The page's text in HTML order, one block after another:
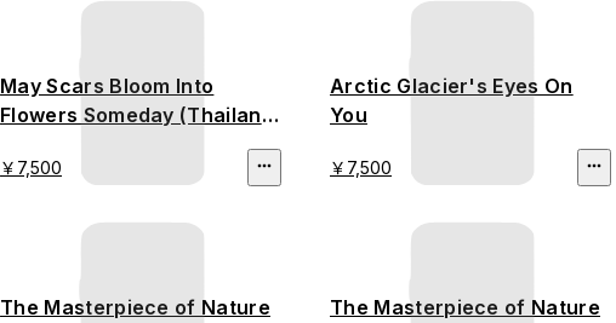
May Scars Bloom Into
Flowers Someday (Thailand
￥7,500
Arctic Glacier's Eyes On
You
￥7,500
The Masterpiece of Nature
The Masterpiece of Nature